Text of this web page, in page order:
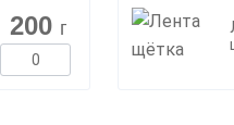
200 г